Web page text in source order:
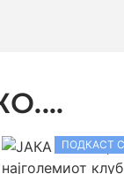
ПОДКАСТ